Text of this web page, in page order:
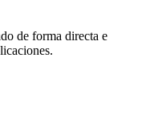
de forma directa e